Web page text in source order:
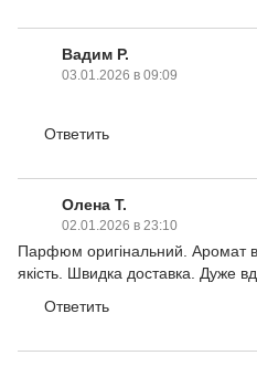
Вадим Р.
03.01.2026 в 09:09
Ответить
Олена Т.
02.01.2026 в 23:10
Парфюм оригiнальний. Аромат
якiсть. Швидка доставка. Дуже
Ответить